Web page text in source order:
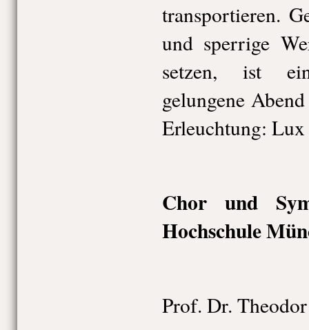
transportieren.
und sperrige
setzen, ist
gelungene
Erleuchtung: Lux
Chor und
Hochschule
Prof. Dr.